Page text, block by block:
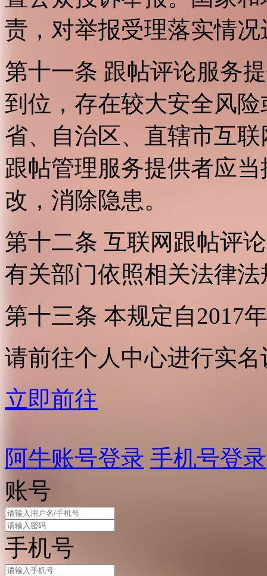
责，对举报受理落实情
第十一条 跟帖评论服务
到位，存在较大安全风
省、自治区、直辖市互
跟帖管理服务提供者应
改，消除隐患。
第十二条 互联网跟帖评
有关部门依照相关法律
第十三条 本规定自2017
请前往个人中心进行实名
立即前往
阿牛账号登录 手机号登录
账号
手机号